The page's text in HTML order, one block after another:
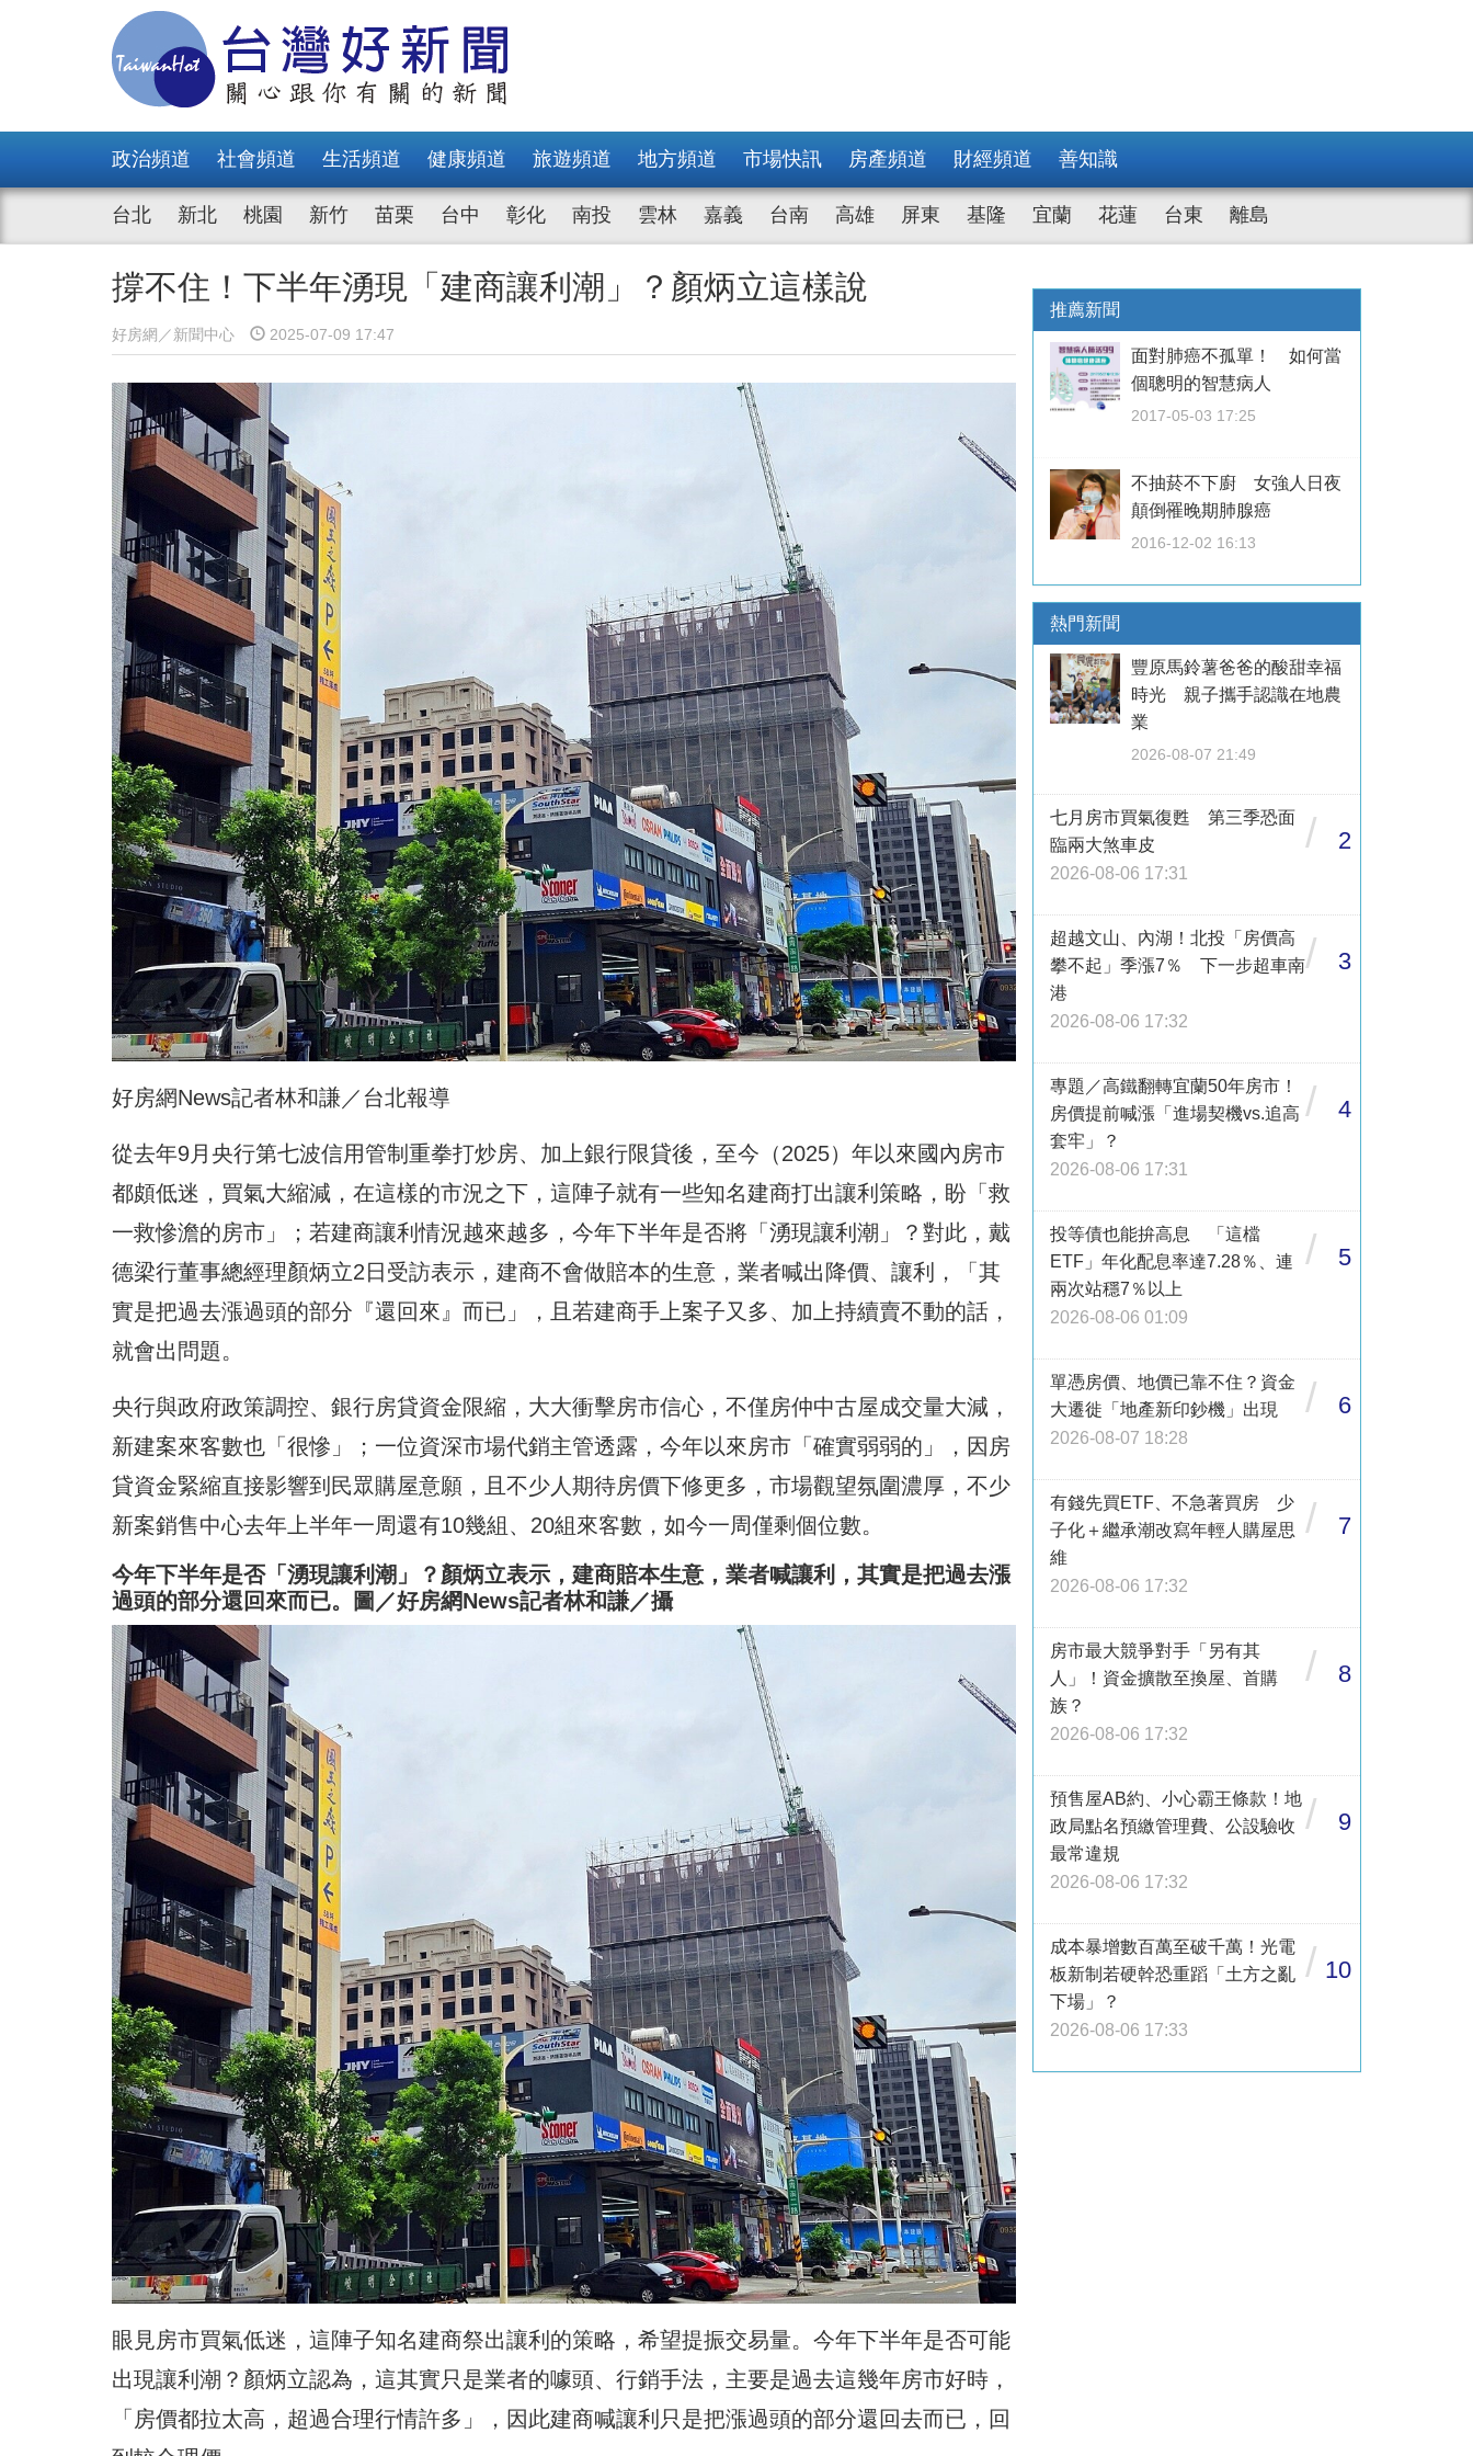
政治頻道 社會頻道 生活頻道 健康頻道 旅遊頻道 地方頻道 市場快訊 房產頻道 財經頻道 善知識
台北 新北 桃園 新竹 苗栗 台中 彰化 南投 雲林 嘉義 台南 高雄 屏東 基隆 宜蘭 花蓮 台東 離島
撐不住！下半年湧現「建商讓利潮」？顏炳立這樣說
好房網／新聞中心 2025-07-09 17:47
好房網News記者林和謙／台北報導
從去年9月央行第七波信用管制重拳打炒房、加上銀行限貸後，至今（2025）年以來國內房市
都頗低迷，買氣大縮減，在這樣的市況之下，這陣子就有一些知名建商打出讓利策略，盼「救
一救慘澹的房市」；若建商讓利情況越來越多，今年下半年是否將「湧現讓利潮」？對此，戴
德梁行董事總經理顏炳立2日受訪表示，建商不會做賠本的生意，業者喊出降價、讓利，「其
實是把過去漲過頭的部分『還回來』而已」，且若建商手上案子又多、加上持續賣不動的話，
就會出問題。
央行與政府政策調控、銀行房貸資金限縮，大大衝擊房市信心，不僅房仲中古屋成交量大減，
新建案來客數也「很慘」；一位資深市場代銷主管透露，今年以來房市「確實弱弱的」，因房
貸資金緊縮直接影響到民眾購屋意願，且不少人期待房價下修更多，市場觀望氛圍濃厚，不少
新案銷售中心去年上半年一周還有10幾組、20組來客數，如今一周僅剩個位數。
今年下半年是否「湧現讓利潮」？顏炳立表示，建商賠本生意，業者喊讓利，其實是把過去漲
過頭的部分還回來而已。圖／好房網News記者林和謙／攝
眼見房市買氣低迷，這陣子知名建商祭出讓利的策略，希望提振交易量。今年下半年是否可能
出現讓利潮？顏炳立認為，這其實只是業者的噱頭、行銷手法，主要是過去這幾年房市好時，
「房價都拉太高，超過合理行情許多」，因此建商喊讓利只是把漲過頭的部分還回去而已，回
推薦新聞
面對肺癌不孤單！ 如何當
個聰明的智慧病人
2017-05-03 17:25
不抽菸不下廚 女強人日夜
顛倒罹晚期肺腺癌
2016-12-02 16:13
熱門新聞
豐原馬鈴薯爸爸的酸甜幸福
時光 親子攜手認識在地農
業
2026-08-07 21:49
七月房市買氣復甦 第三季恐面
臨兩大煞車皮
2026-08-06 17:31
/ 2
超越文山、內湖！北投「房價高
攀不起」季漲7％ 下一步超車南
港
2026-08-06 17:32
/ 3
專題／高鐵翻轉宜蘭50年房市！
房價提前喊漲「進場契機vs.追高
套牢」？
2026-08-06 17:31
/ 4
投等債也能拚高息 「這檔
ETF」年化配息率達7.28％、連
兩次站穩7％以上
2026-08-06 01:09
/ 5
單憑房價、地價已靠不住？資金
大遷徙「地產新印鈔機」出現
2026-08-07 18:28
/ 6
有錢先買ETF、不急著買房 少
子化＋繼承潮改寫年輕人購屋思
維
2026-08-06 17:32
/ 7
房市最大競爭對手「另有其
人」！資金擴散至換屋、首購
族？
2026-08-06 17:32
/ 8
預售屋AB約、小心霸王條款！地
政局點名預繳管理費、公設驗收
最常違規
2026-08-06 17:32
/ 9
成本暴增數百萬至破千萬！光電
板新制若硬幹恐重蹈「土方之亂
下場」？
2026-08-06 17:33
/ 10